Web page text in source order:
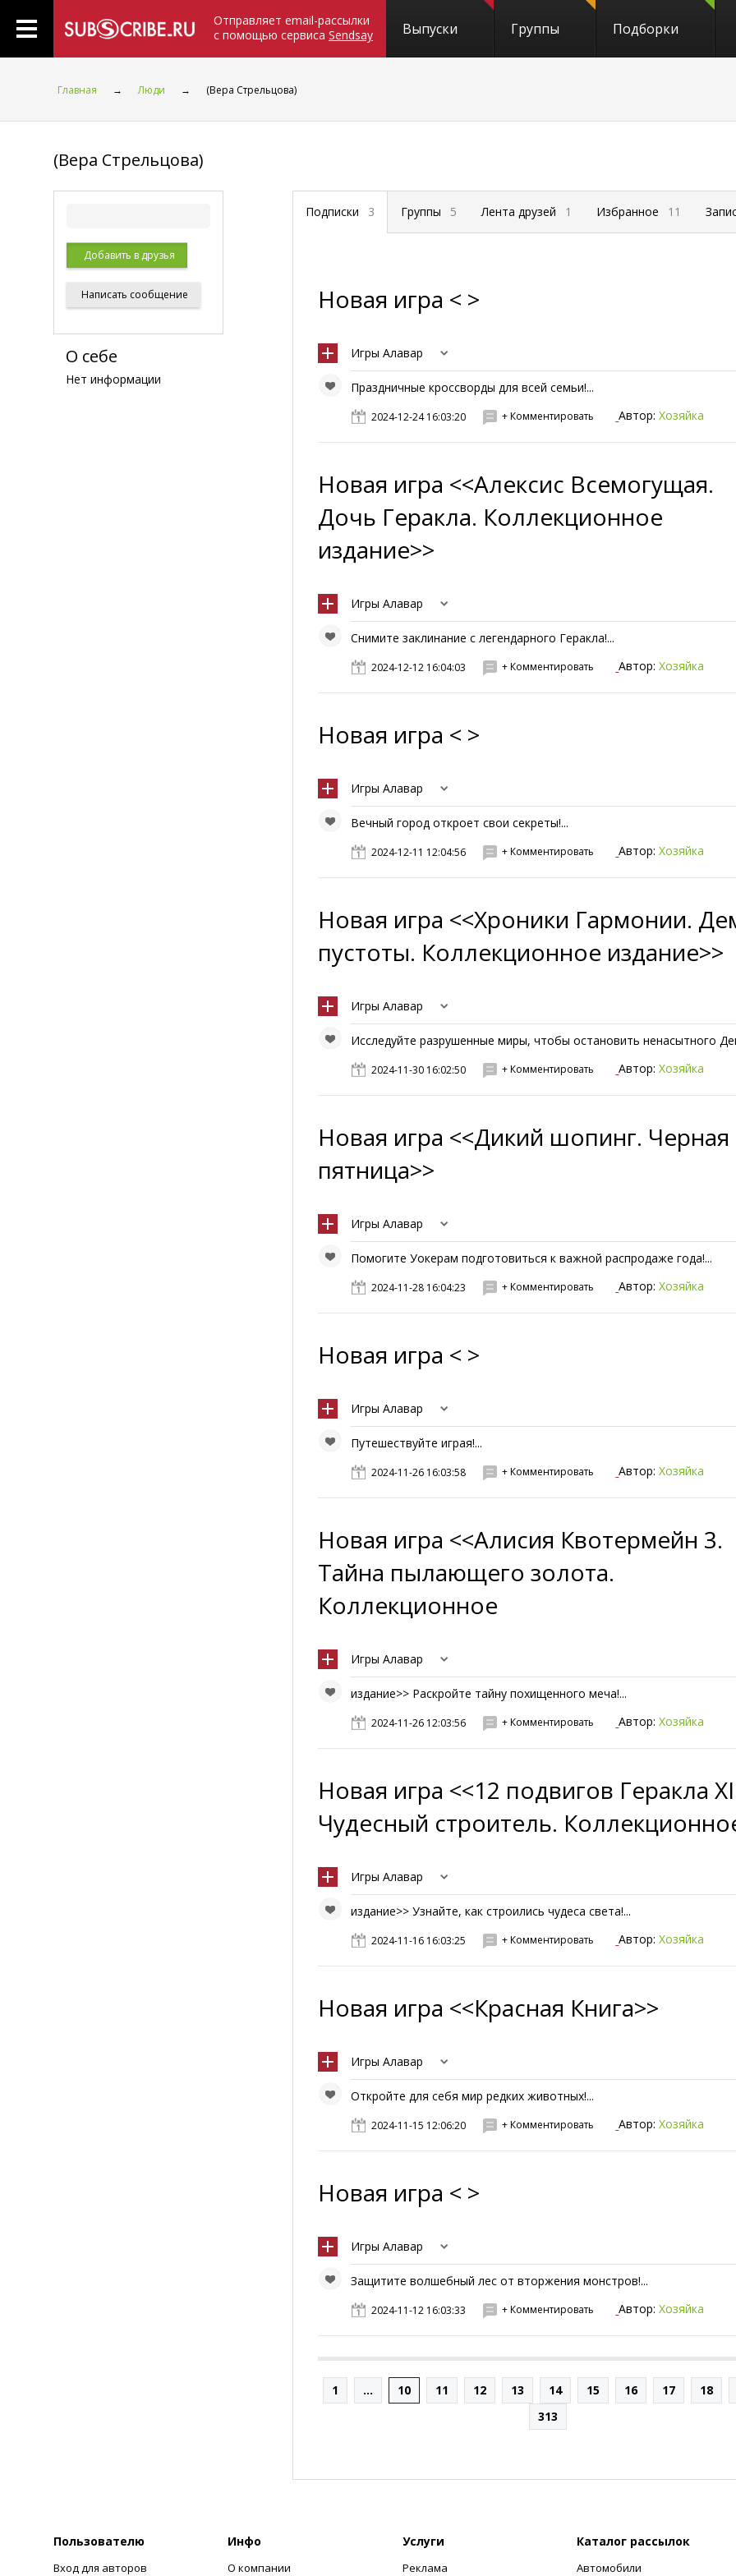
Отправляет email-рассылки
с помощью сервиса Sendsay Выпуски Группы Подборки
Главная → Люди → (Вера Стрельцова)
(Вера Стрельцова)
Добавить в друзья
Написать сообщение
О себе
Нет информации
Подписки 3 Группы 5 Лента друзей 1 Избранное 11
Новая игра < >
Игры Алавар
Праздничные кроссворды для всей семьи!...
2024-12-24 16:03:20 + Комментировать Автор:Хозяйка
Новая игра <<Алексис Всемогущая.
Дочь Геракла. Коллекционное
издание>>
Игры Алавар
Снимите заклинание с легендарного Геракла!...
2024-12-12 16:04:03 + Комментировать Автор:Хозяйка
Новая игра < >
Игры Алавар
Вечный город откроет свои секреты!...
2024-12-11 12:04:56 + Комментировать Автор:Хозяйка
Новая игра <<Хроники Гармонии.
пустоты. Коллекционное издание>>
Игры Алавар
Исследуйте разрушенные миры, чтобы остановить ненасытного
2024-11-30 16:02:50 + Комментировать Автор:Хозяйка
Новая игра <<Дикий шопинг. Черная
пятница>>
Игры Алавар
Помогите Уокерам подготовиться к важной распродаже года!...
2024-11-28 16:04:23 + Комментировать Автор:Хозяйка
Новая игра < >
Игры Алавар
Путешествуйте играя!...
2024-11-26 16:03:58 + Комментировать Автор:Хозяйка
Новая игра <<Алисия Квотермейн 3.
Тайна пылающего золота.
Коллекционное
Игры Алавар
издание>> Раскройте тайну похищенного меча!...
2024-11-26 12:03:56 + Комментировать Автор:Хозяйка
Новая игра <<12 подвигов Геракла
Чудесный строитель.
Игры Алавар
издание>> Узнайте, как строились чудеса света!...
2024-11-16 16:03:25 + Комментировать Автор:Хозяйка
Новая игра <<Красная Книга>>
Игры Алавар
Откройте для себя мир редких животных!...
2024-11-15 12:06:20 + Комментировать Автор:Хозяйка
Новая игра < >
Игры Алавар
Защитите волшебный лес от вторжения монстров!...
2024-11-12 16:03:33 + Комментировать Автор:Хозяйка
1 ... 10 11 12 13 14 15 16 17
18
313
Пользователю
Вход для авторов
Инфо
О компании
Услуги
Реклама
Каталог рассылок
Автомобили